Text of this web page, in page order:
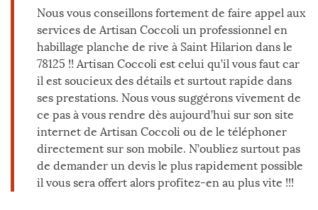
Nous vous conseillons fortement de faire appel aux
services de Artisan Coccoli un professionnel en
habillage planche de rive à Saint Hilarion dans le
78125 !! Artisan Coccoli est celui qu’il vous faut car
il est soucieux des détails et surtout rapide dans
ses prestations. Nous vous suggérons vivement de
ce pas à vous rendre dès aujourd’hui sur son site
internet de Artisan Coccoli ou de le téléphoner
directement sur son mobile. N’oubliez surtout pas
de demander un devis le plus rapidement possible
il vous sera offert alors profitez-en au plus vite !!!